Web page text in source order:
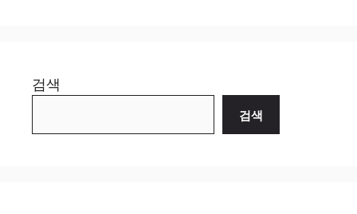
검색
검색